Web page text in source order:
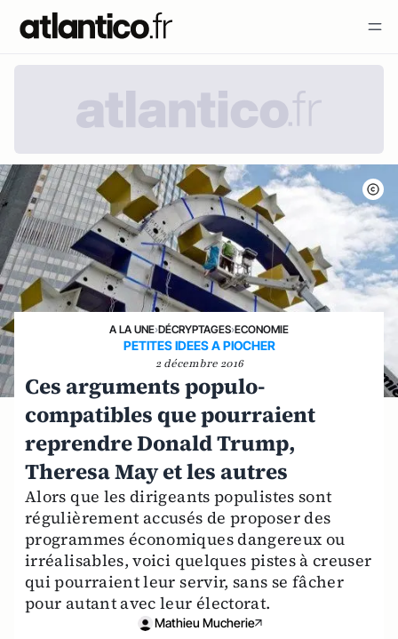
A LA UNE›DÉCRYPTAGES›ECONOMIE
PETITES IDEES A PIOCHER
2 décembre 2016
Ces arguments populo-
compatibles que pourraient
reprendre Donald Trump,
Theresa May et les autres
Alors que les dirigeants populistes sont
régulièrement accusés de proposer des
programmes économiques dangereux ou
irréalisables, voici quelques pistes à creuser
qui pourraient leur servir, sans se fâcher
pour autant avec leur électorat.
Mathieu Mucherie